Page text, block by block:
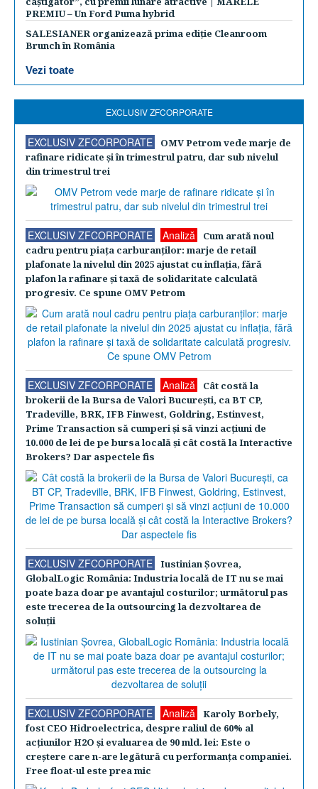
PREMIU – Un Ford Puma hybrid
SALESIANER organizează prima ediție Cleanroom
Brunch în România
Vezi toate
EXCLUSIV ZFCORPORATE
EXCLUSIV ZFCORPORATE
OMV Petrom vede marje de
rafinare ridicate şi în trimestrul patru, dar sub nivelul
din trimestrul trei
EXCLUSIV ZFCORPORATE Analiză
Cum arată noul
cadru pentru piaţa carburanţilor: marje de retail
plafonate la nivelul din 2025 ajustat cu inflaţia, fără
plafon la rafinare şi taxă de solidaritate calculată
progresiv. Ce spune OMV Petrom
EXCLUSIV ZFCORPORATE Analiză
Cât costă la
brokerii de la Bursa de Valori Bucureşti, ca BT CP,
Tradeville, BRK, IFB Finwest, Goldring, Estinvest,
Prime Transaction să cumperi şi să vinzi acţiuni de
10.000 de lei de pe bursa locală şi cât costă la Interactive
Brokers? Dar aspectele fis
EXCLUSIV ZFCORPORATE
Iustinian Şovrea,
GlobalLogic România: Industria locală de IT nu se mai
poate baza doar pe avantajul costurilor; următorul pas
este trecerea de la outsourcing la dezvoltarea de
soluţii
EXCLUSIV ZFCORPORATE Analiză
Karoly Borbely,
fost CEO Hidroelectrica, despre raliul de 60% al
acţiunilor H2O şi evaluarea de 90 mld. lei: Este o
creştere care n-are legătură cu performanţa companiei.
Free float-ul este prea mic